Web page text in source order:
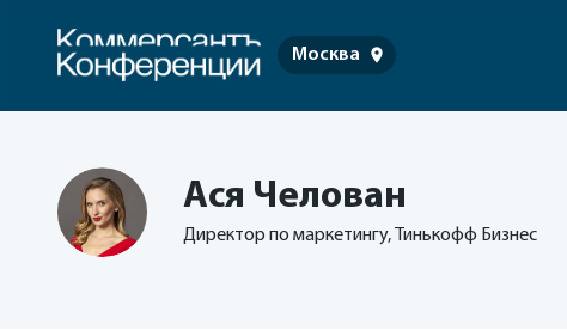
Москва
Ася Челован
Директор по маркетингу, Тинькофф Бизнес